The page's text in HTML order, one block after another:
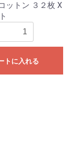
ットン ３２枚 X
トに入れる